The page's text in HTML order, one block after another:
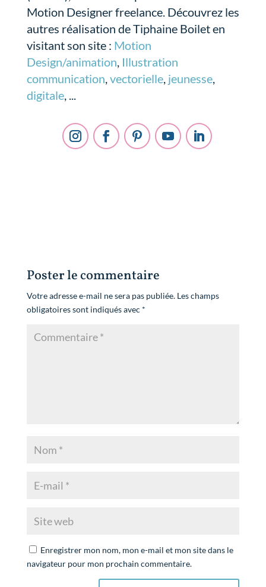
Motion Designer freelance. Découvrez les
autres réalisation de Tiphaine Boilet en
visitant son site : Motion
Design/animation, Illustration
communication,vectorielle, jeunesse,
digitale, ...
Poster le commentaire
Votre adresse e-mail ne sera pas publiée. Les champs
obligatoires sont indiqués avec *
Enregistrer mon nom, mon e-mail et mon site dans le
navigateur pour mon prochain commentaire.